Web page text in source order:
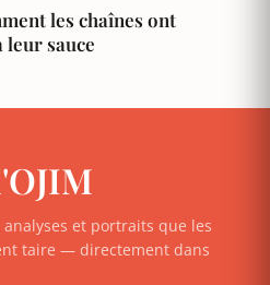
les chaînes ont
leur sauce
et portraits que les
taire — directement dans